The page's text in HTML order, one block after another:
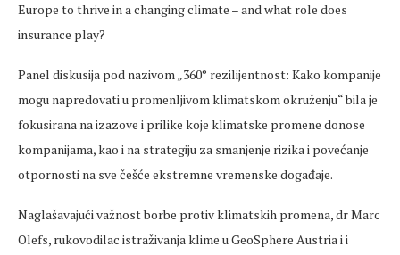
Europe to thrive in a changing climate – and what role does
insurance play?
Panel diskusija pod nazivom „360° rezilijentnost: Kako kompanije
mogu napredovati u promenljivom klimatskom okruženju“ bila je
fokusirana na izazove i prilike koje klimatske promene donose
kompanijama, kao i na strategiju za smanjenje rizika i povećanje
otpornosti na sve češće ekstremne vremenske događaje.
Naglašavajući važnost borbe protiv klimatskih promena, dr Marc
Olefs, rukovodilac istraživanja klime u GeoSphere Austria i i